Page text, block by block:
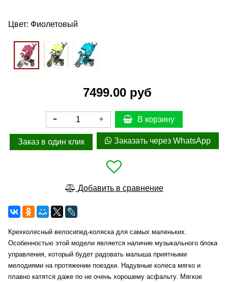
Цвет: Фиолетовый
7499.00 руб
В корзину
Заказ в один клик Заказать через WhatsApp
Добавить в сравнение
Крехколесный велосипед-коляска для самых маленьких.
Особенностью этой модели является наличие музыкального блока
управления, который будет радовать малыша приятными
мелодиями на протяжении поездки. Надувные колеса мягко и
плавно катятся даже по не очень хорошему асфальту. Мягкое